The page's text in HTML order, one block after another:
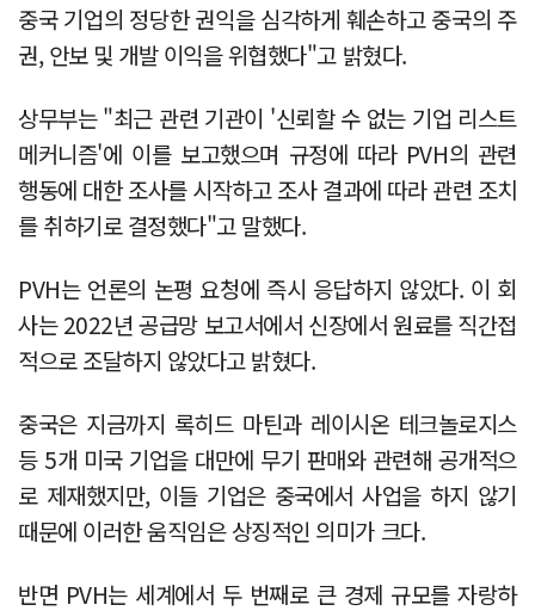
중국 기업의 정당한 권익을 심각하게 훼손하고 중국의 주
권, 안보 및 개발 이익을 위협했다"고 밝혔다.
상무부는 "최근 관련 기관이 '신뢰할 수 없는 기업 리스트
메커니즘'에 이를 보고했으며 규정에 따라 PVH의 관련
행동에 대한 조사를 시작하고 조사 결과에 따라 관련 조치
를 취하기로 결정했다"고 말했다.
PVH는 언론의 논평 요청에 즉시 응답하지 않았다. 이 회
사는 2022년 공급망 보고서에서 신장에서 원료를 직간접
적으로 조달하지 않았다고 밝혔다.
중국은 지금까지 록히드 마틴과 레이시온 테크놀로지스
등 5개 미국 기업을 대만에 무기 판매와 관련해 공개적으
로 제재했지만, 이들 기업은 중국에서 사업을 하지 않기
때문에 이러한 움직임은 상징적인 의미가 크다.
반면 PVH는 세계에서 두 번째로 큰 경제 규모를 자랑하